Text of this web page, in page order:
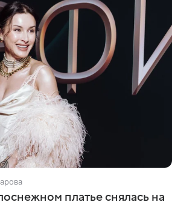
платье снялась на